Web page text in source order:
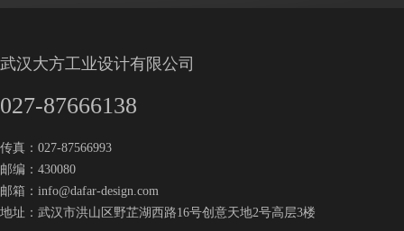
武汉大方工业设计有限公司
027-87666138
传真：027-87566993
邮编：430080
邮箱： info@dafar-design.com
地址：武汉市洪山区野芷湖西路16号创意天地2号高层3楼